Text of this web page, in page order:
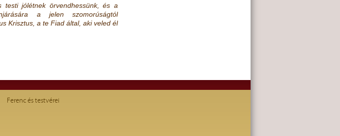
jólétnek örvendhessünk, és a
a jelen szomorúságtól
Krisztus, a te Fiad által, aki veled él
Ferenc és testvérei